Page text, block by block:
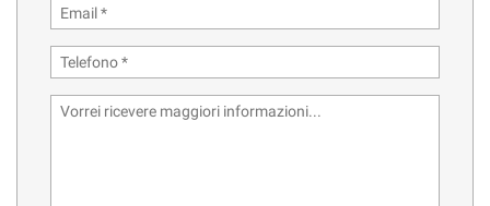
OFFICINA
NOLEGGIO CAMPER
svolgere
attività
seguito
descritte.